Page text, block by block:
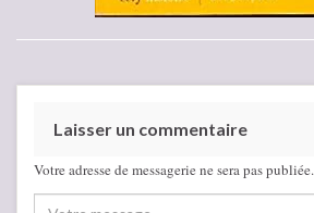
Laisser un commentaire
Votre adresse de messagerie ne sera pas publiée.